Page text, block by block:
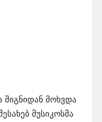
შიგნიდან მოხვდა
მუსიკოსმა